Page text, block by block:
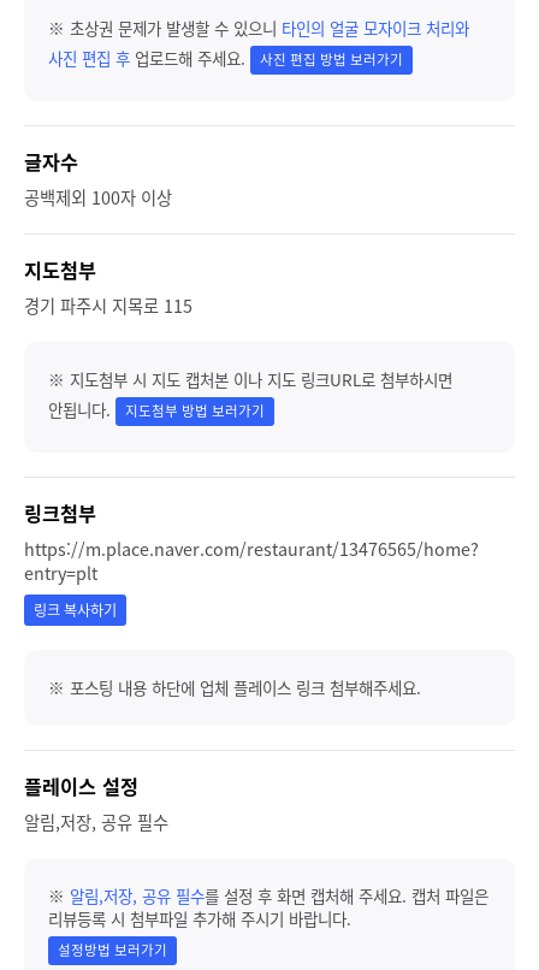
※ 초상권 문제가 발생할 수 있으니 타인의 얼굴 모자이크 처리와
사진 편집 후 업로드해 주세요. 사진 편집 방법 보러가기
글자수
공백제외 100자 이상
지도첨부
경기 파주시 지목로 115
※ 지도첨부 시 지도 캡처본 이나 지도 링크URL로 첨부하시면
안됩니다.
지도첨부 방법 보러가기
링크첨부
https://m.place.naver.com/restaurant/13476565/home?
entry=plt
링크 복사하기
※ 포스팅 내용 하단에 업체 플레이스 링크 첨부해주세요.
플레이스 설정
알림,저장, 공유 필수
※ 알림,저장, 공유 필수를 설정 후 화면 캡처해 주세요. 캡처 파일은
리뷰등록 시 첨부파일 추가해 주시기 바랍니다.
설정방법 보러가기